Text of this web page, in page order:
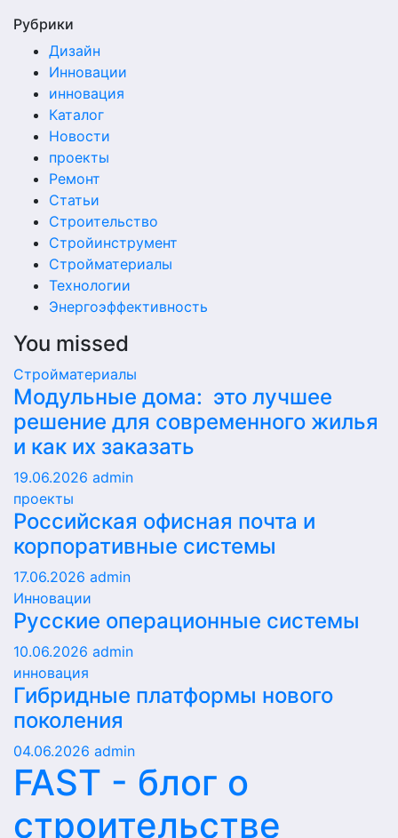
Рубрики
Дизайн
Инновации
инновация
Каталог
Новости
проекты
Ремонт
Статьи
Строительство
Стройинструмент
Стройматериалы
Технологии
Энергоэффективность
You missed
Стройматериалы
Модульные дома: это лучшее
решение для современного жилья
и как их заказать
19.06.2026 admin
проекты
Российская офисная почта и
корпоративные системы
17.06.2026 admin
Инновации
Русские операционные системы
10.06.2026 admin
инновация
Гибридные платформы нового
поколения
04.06.2026 admin
FAST - блог о
строительстве